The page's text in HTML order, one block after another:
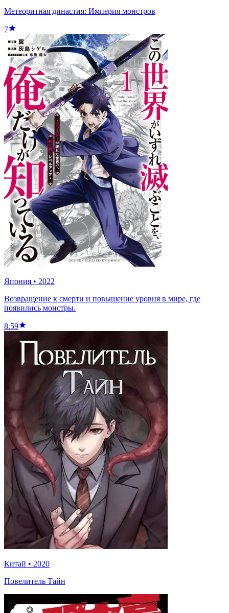
Метеоритная династия: Империя монстров
7
Япония • 2022
Возвращение к смерти и повышение уровня в мире, где
появились монстры.
8.59
Китай • 2020
Повелитель Тайн